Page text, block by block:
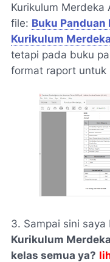
Kurikulum Merdeka
file: Buku Panduan
Kurikulum Merdeka
tetapi pada buku
format raport untuk
3. Sampai sini
Kurikulum
kelas semua ya?